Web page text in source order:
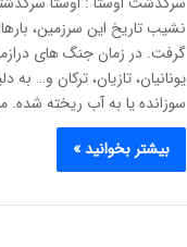
نشیب تاریخ این سرزمین، بارها
گرفت. در زمان جنگ های
یونانیان، تازیان، ترکان و…
سوزانده یا به آب ریخته
بیشتر بخوانید »